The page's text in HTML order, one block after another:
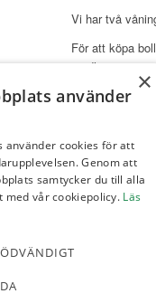
Vi har två
För att köpa
medlemspriser.
Varmt
×
använder
använder cookies för att
Genom att
samtycker du till alla
med vår cookiepolicy. Läs